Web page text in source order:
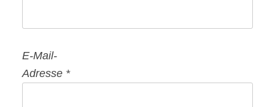
E-Mail-
Adresse *